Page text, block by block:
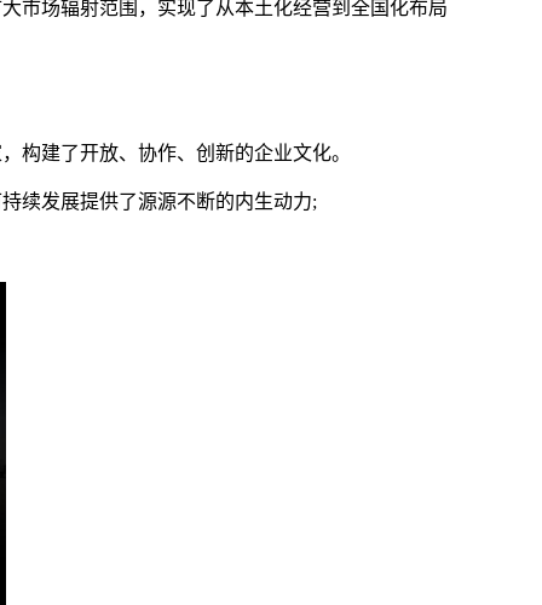
市场辐射范围，实现了从本土化经营到全国化布局
构建了开放、协作、创新的企业文化。
续发展提供了源源不断的内生动力;